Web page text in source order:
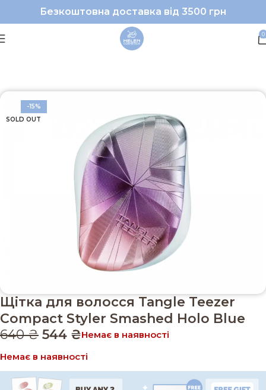
Безкоштовна доставка від 3500 грн
0
Аксесуари
-15%
SOLD OUT
Щітка для волосся Tangle Teezer
Compact Styler Smashed Holo Blue
640₴ 544 ₴Немає в наявності
Немає в наявності